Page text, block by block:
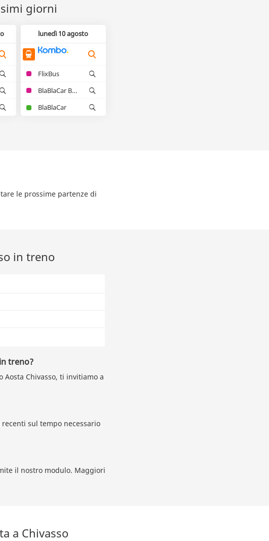
giorni
lunedì 10 agosto
FlixBus
BlaBlaCar Bus
BlaBlaCar
le prossime partenze di
in treno
treno?
Chivasso, ti invitiamo a
sul tempo necessario
il nostro modulo. Maggiori
a Chivasso